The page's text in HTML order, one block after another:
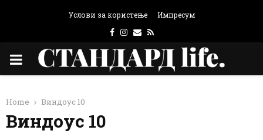
Услови за користење Импресум
Facebook
Instagram
Email
Rss
PRIMARY
Home Виндоус 10
Виндоус 10